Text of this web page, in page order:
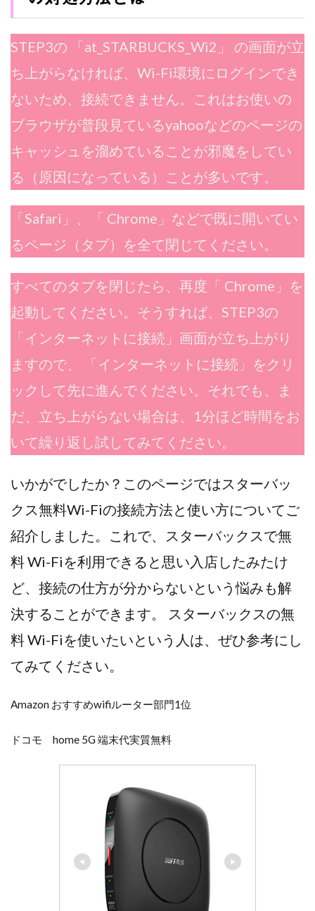
STEP3の 「at_STARBUCKS_Wi2」 の画面が立
ち上がらなければ、Wi-Fi環境にログインでき
ないため、接続できません。これはお使いの
ブラウザが普段見ているyahooなどのページの
キャッシュを溜めていることが邪魔をしてい
る（原因になっている）ことが多いです。
「Safari」、「 Chrome」などで既に開いてい
るページ（タブ）を全て閉じてください。
すべてのタブを閉じたら、再度「 Chrome」を
起動してください。そうすれば、STEP3の
「インターネットに接続」画面が立ち上がり
ますので、 「インターネットに接続」をクリ
ックして先に進んでください。それでも、ま
だ、立ち上がらない場合は、1分ほど時間をお
いて繰り返し試してみてください。
いかがでしたか？このページではスターバッ
クス無料Wi-Fiの接続方法と使い方についてご
紹介しました。これで、スターバックスで無
料 Wi-Fiを利用できると思い入店したみたけ
ど、接続の仕方が分からないという悩みも解
決することができます。 スターバックスの無
料 Wi-Fiを使いたいという人は、ぜひ参考にし
てみてください。
Amazon おすすめwifiルーター部門1位
ドコモ home 5G 端末代実質無料